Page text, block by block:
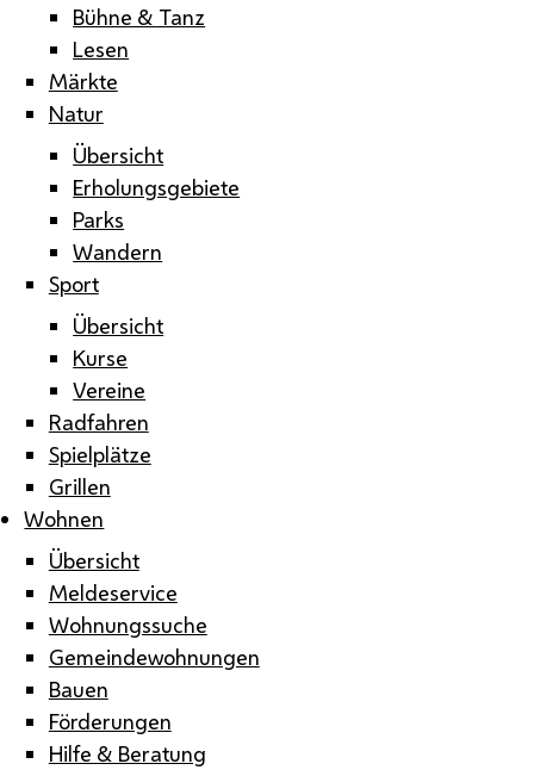
Bühne & Tanz
Lesen
Märkte
Natur
Übersicht
Erholungsgebiete
Parks
Wandern
Sport
Übersicht
Kurse
Vereine
Radfahren
Spielplätze
Grillen
Wohnen
Übersicht
Meldeservice
Wohnungssuche
Gemeindewohnungen
Bauen
Förderungen
Hilfe & Beratung